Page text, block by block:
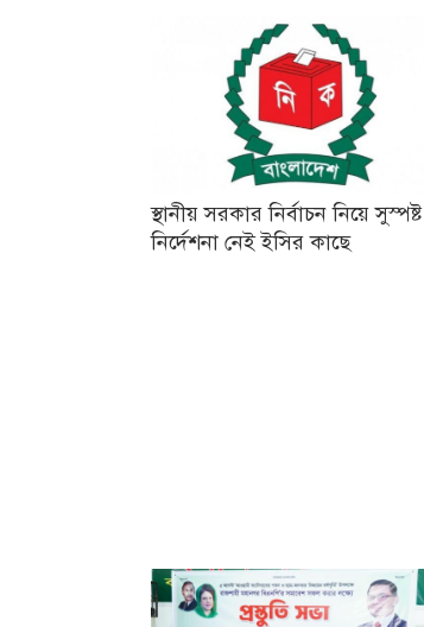
স্থানীয় সরকার নির্বাচন নিয়ে সুস্পষ্ট
নির্দেশনা নেই ইসির কাছে